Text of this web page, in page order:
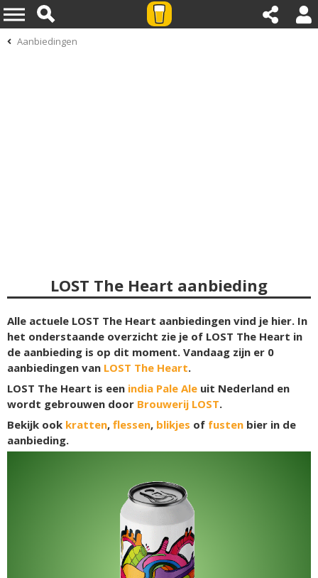
Aanbiedingen
LOST The Heart aanbieding
Alle actuele LOST The Heart aanbiedingen vind je hier. In
het onderstaande overzicht zie je of LOST The Heart in
de aanbieding is op dit moment. Vandaag zijn er 0
aanbiedingen van LOST The Heart.
LOST The Heart is een india Pale Ale uit Nederland en
wordt gebrouwen door Brouwerij LOST.
Bekijk ook kratten, flessen, blikjes of fusten bier in de
aanbieding.